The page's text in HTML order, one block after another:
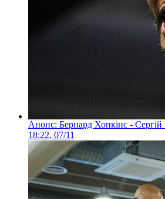
Анонс: Бернард Хопкінс - Сергій
18:22, 07/11